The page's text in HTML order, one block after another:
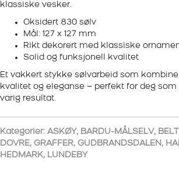
klassiske vesker.
Oksidert 830 sølv
Mål: 127 x 127 mm
Rikt dekorert med klassiske
Solid og funksjonell kvalitet
Et vakkert stykke sølvarbeid som
kvalitet og eleganse – perfekt for deg
varig resultat.
Kategorier: ASKØY, BARDU-MÅLSELV,
DOVRE, GRAFFER, GUDBRANDSDALEN,
HEDMARK, LUNDEBY